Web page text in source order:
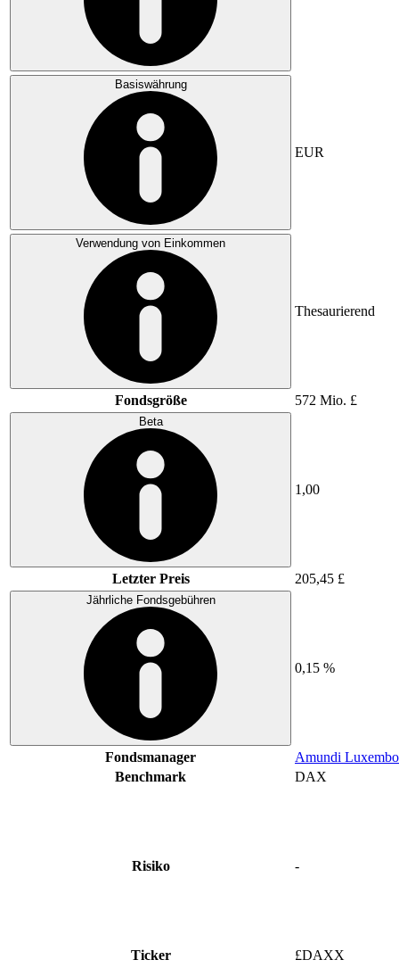
Basiswährung
EUR
Verwendung von Einkommen
Thesaurierend
Fondsgröße 572 Mio. £
Beta
1,00
Letzter Preis 205,45 £
Jährliche Fondsgebühren
0,15 %
Fondsmanager
Amundi
Benchmark
DAX
Risiko -
Ticker
£DAXX